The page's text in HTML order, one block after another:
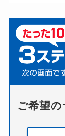
ご希望